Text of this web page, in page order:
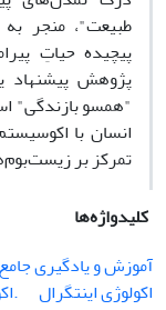
طبیعت"، منجر به
پیچیده حیاتِ
پژوهش پیشنهاد
"همسو بازندگی"
انسان با
تمرکز بر
کلیدواژه‌ها
آموزش و یادگیری جامع
اکولوژی اینتگرال